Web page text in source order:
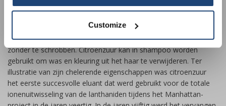
Customize
dat waterontharding nodig is. Citroenzuur is het actieve
badkamers en keukens. Een oplossing met een concentratie van
zes procent citroenzuur verwijdert hardwatervlekken uit glas
zonder te schrobben. Citroenzuur kan in shampoo worden
gebruikt om was en kleuring uit het haar te verwijderen. Ter
illustratie van zijn chelerende eigenschappen was citroenzuur
het eerste succesvolle eluant dat werd gebruikt voor de totale
ionenuitwisseling van de lanthaniden tijdens het Manhattan-
€50.00